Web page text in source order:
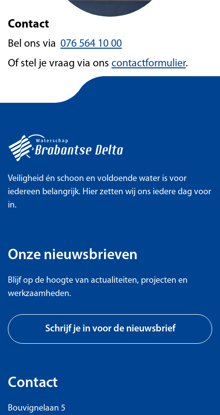
Contact
Bel ons via 076 564 10 00
Of stel je vraag via ons contactformulier.
Veiligheid én schoon en voldoende water is voor
iedereen belangrijk. Hier zetten wij ons iedere dag voor
in.
Onze nieuwsbrieven
Blijf op de hoogte van actualiteiten, projecten en
werkzaamheden.
Schrijf je in voor de nieuwsbrief
Contact
Bouvignelaan 5